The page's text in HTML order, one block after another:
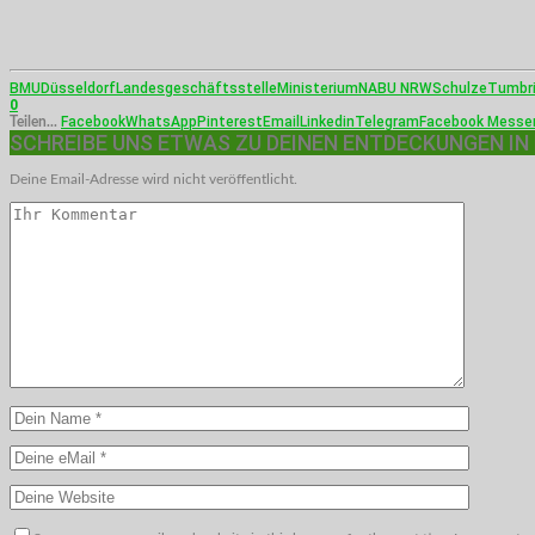
BMUDüsseldorf Landesgeschäftsstelle MinisteriumNABU NRWSchulze
0
Teilen... FacebookWhatsApp Pinterest Email LinkedinTelegramFacebook
SCHREIBE UNS ETWAS ZU DEINEN ENTDECKUNGEN IN
Deine Email-Adresse wird nicht veröffentlicht.